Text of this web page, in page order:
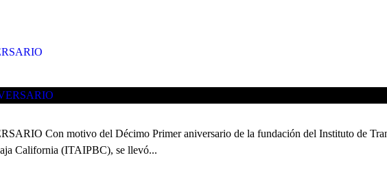
Con motivo del Décimo Primer aniversario de la fundación del Instituto de
California (ITAIPBC), se llevó...